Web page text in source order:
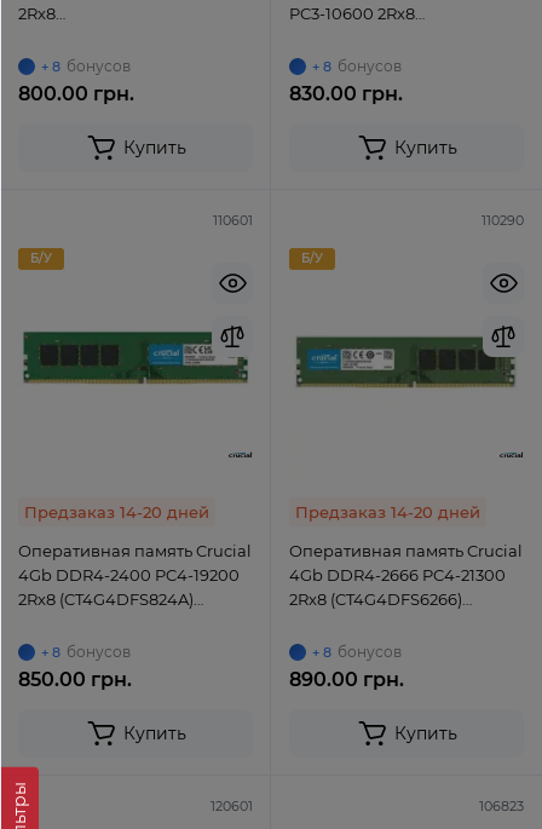
2Rx8
UDIMM Non-ECC Unbuffered
+ 8 бонусов
800.00 грн.
Купить
PC3-10600 2Rx8
Non-ECC Unbuffered
+ 8 бонусов
830.00 грн.
Купить
110601
Б/У
Предзаказ 14-20 дней
Оперативная память Crucial
4Gb DDR4-2400 PC4-19200
2Rx8 (CT4G4DFS824A)
+ 8 бонусов
850.00 грн.
Купить
110290
Б/У
Предзаказ 14-20 дней
Оперативная память Crucial
4Gb DDR4-2666 PC4-21300
2Rx8 (CT4G4DFS6266)
+ 8 бонусов
890.00 грн.
Купить
120601 106823